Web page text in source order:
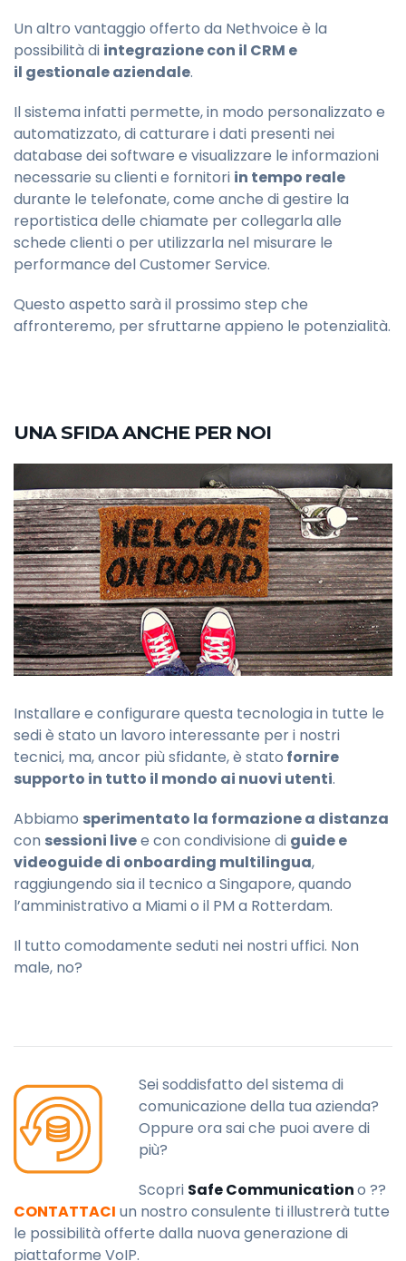
Un altro vantaggio offerto da Nethvoice è la
possibilità di integrazione con il CRM e
il gestionale aziendale.
Il sistema infatti permette, in modo personalizzato e
automatizzato, di catturare i dati presenti nei
database dei software e visualizzare le informazioni
necessarie su clienti e fornitori in tempo reale
durante le telefonate, come anche di gestire la
reportistica delle chiamate per collegarla alle
schede clienti o per utilizzarla nel misurare le
performance del Customer Service.
Questo aspetto sarà il prossimo step che
affronteremo, per sfruttarne appieno le potenzialità.
UNA SFIDA ANCHE PER NOI
Installare e configurare questa tecnologia in tutte le
sedi è stato un lavoro interessante per i nostri
tecnici, ma, ancor più sfidante, è stato fornire
supporto in tutto il mondo ai nuovi utenti.
Abbiamo sperimentato la formazione a distanza
con sessioni livee con condivisione di guide e
videoguide di onboarding multilingua,
raggiungendo sia il tecnico a Singapore, quando
l’amministrativo a Miami o il PM a Rotterdam.
Il tutto comodamente seduti nei nostri uffici. Non
male, no?
Sei soddisfatto del sistema di
comunicazione della tua azienda?
Oppure ora sai che puoi avere di
più?
Scopri Safe Communicationo ??
CONTATTACI un nostro consulente ti illustrerà tutte
le possibilità offerte dalla nuova generazione di
piattaforme VoIP.